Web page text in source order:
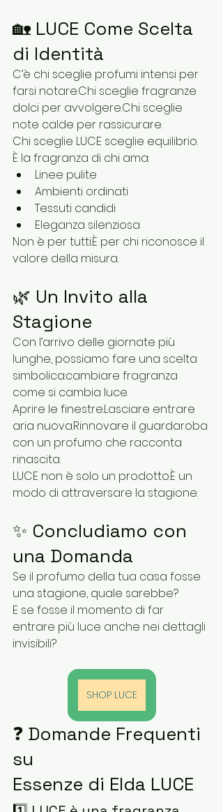
🏡 LUCE Come Scelta
di Identità
C’è chi sceglie profumi intensi per
farsi notare.Chi sceglie fragranze
dolci per avvolgere.Chi sceglie
note calde per rassicurare.
Chi sceglie LUCE sceglie equilibrio.
È la fragranza di chi ama:
Linee pulite
Ambienti ordinati
Tessuti candidi
Eleganza silenziosa
Non è per tutti.È per chi riconosce il
valore della misura.
🌿 Un Invito alla
Stagione
Con l’arrivo delle giornate più
lunghe, possiamo fare una scelta
simbolica:cambiare fragranza
come si cambia luce.
Aprire le finestre.Lasciare entrare
aria nuova.Rinnovare il guardaroba
con un profumo che racconta
rinascita.
LUCE non è solo un prodotto.È un
modo di attraversare la stagione.
✨ Concludiamo con
una Domanda
Se il profumo della tua casa fosse
una stagione, quale sarebbe?
E se fosse il momento di far
entrare più luce anche nei dettagli
invisibili?
SHOP LUCE
❓ Domande Frequenti
su
Essenze di Elda LUCE